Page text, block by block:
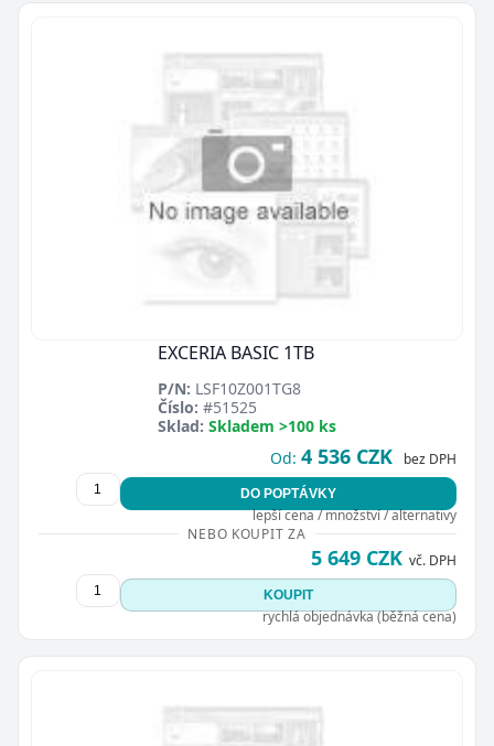
EXCERIA BASIC 1TB
P/N: LSF10Z001TG8
Číslo: #51525
Sklad: Skladem >100 ks
Od: 4 536 CZK bez DPH
DO POPTÁVKY
lepší cena / množství / alternativy
NEBO KOUPIT ZA
5 649 CZK vč. DPH
KOUPIT
rychlá objednávka (běžná cena)